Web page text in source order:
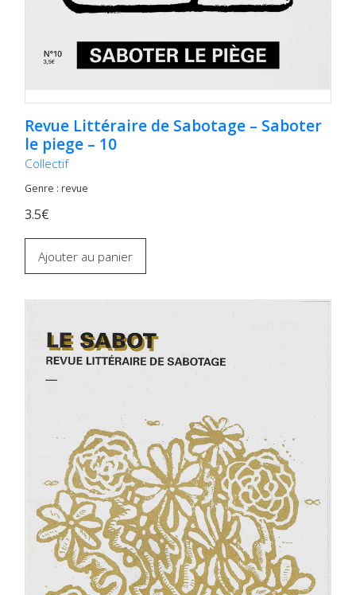
Revue Littéraire de Sabotage – Saboter
le piege – 10
Collectif
Genre : revue
3.5€
Ajouter au panier